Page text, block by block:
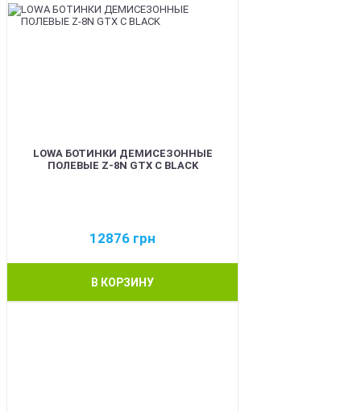
LOWA БОТИНКИ ДЕМИСЕЗОННЫЕ
ПОЛЕВЫЕ Z-8N GTX C BLACK
12876 грн
В КОРЗИНУ